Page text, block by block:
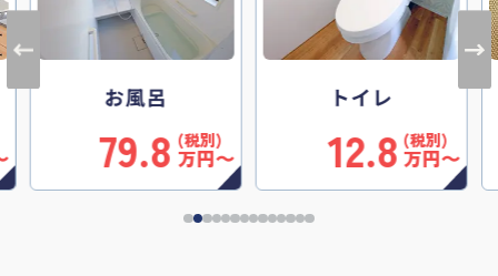
円〜
トイレ
12.8 万円〜
洗面
8.8 万円